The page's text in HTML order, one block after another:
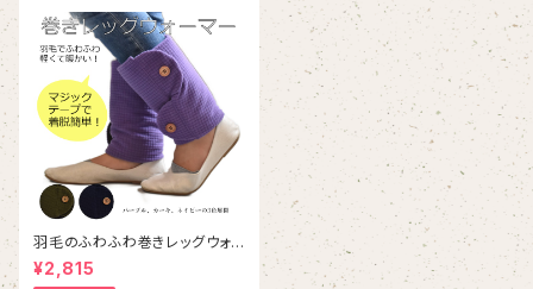
羽毛のふわふわ巻きレッグウォ
ーマー｜Down wrapped leg
warmer
¥2,815